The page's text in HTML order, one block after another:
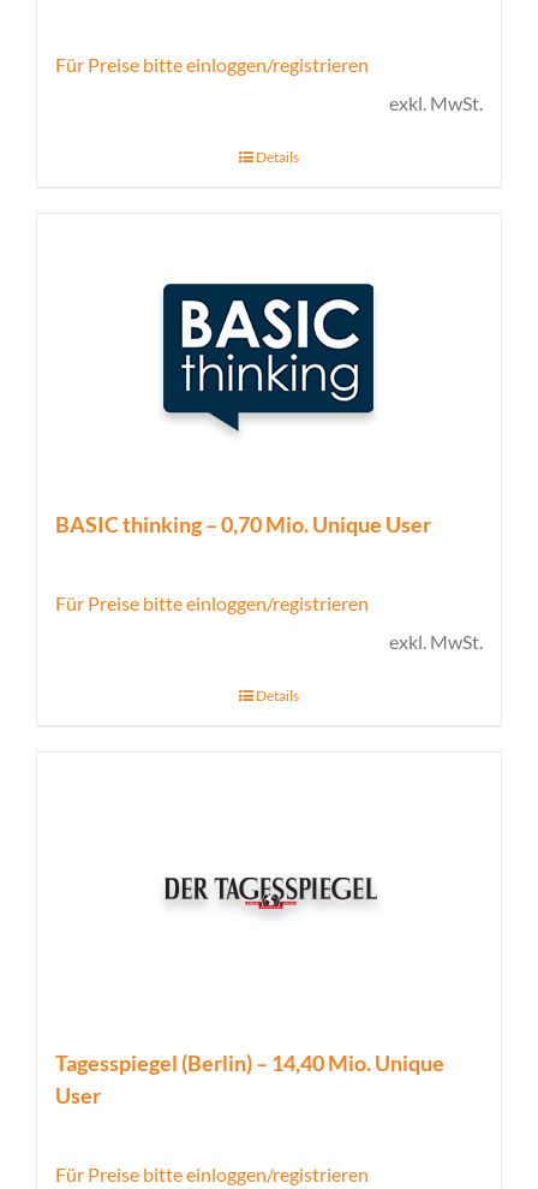
Für Preise bitte einloggen/registrieren
exkl. MwSt.
Details
BASIC thinking – 0,70 Mio. Unique User
Für Preise bitte einloggen/registrieren
exkl. MwSt.
Details
Tagesspiegel (Berlin) – 14,40 Mio. Unique
User
Für Preise bitte einloggen/registrieren